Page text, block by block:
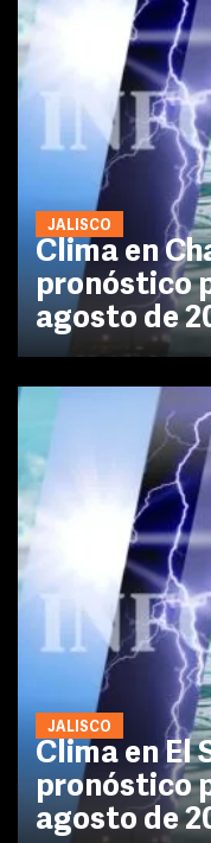
JALISCO
Clima en
pronóstico
agosto de
JALISCO
Clima en El
pronóstico
agosto de